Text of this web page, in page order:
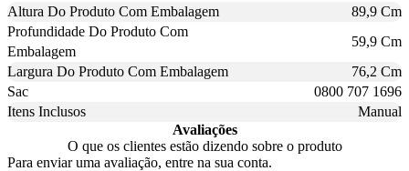
Altura Do Produto Com Embalagem
89,9 Cm
Profundidade Do Produto Com
Embalagem
59,9 Cm
Largura Do Produto Com Embalagem
76,2 Cm
Sac
0800 707 1696
Itens Inclusos
Manual
Avaliações
O que os clientes estão dizendo sobre o produto
Para enviar uma avaliação, entre na sua conta.